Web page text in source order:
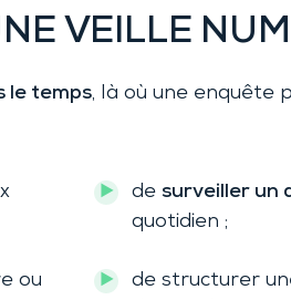
VEILLE
le temps, là où une enquête
de surveiller un
quotidien ;
ou
de structurer